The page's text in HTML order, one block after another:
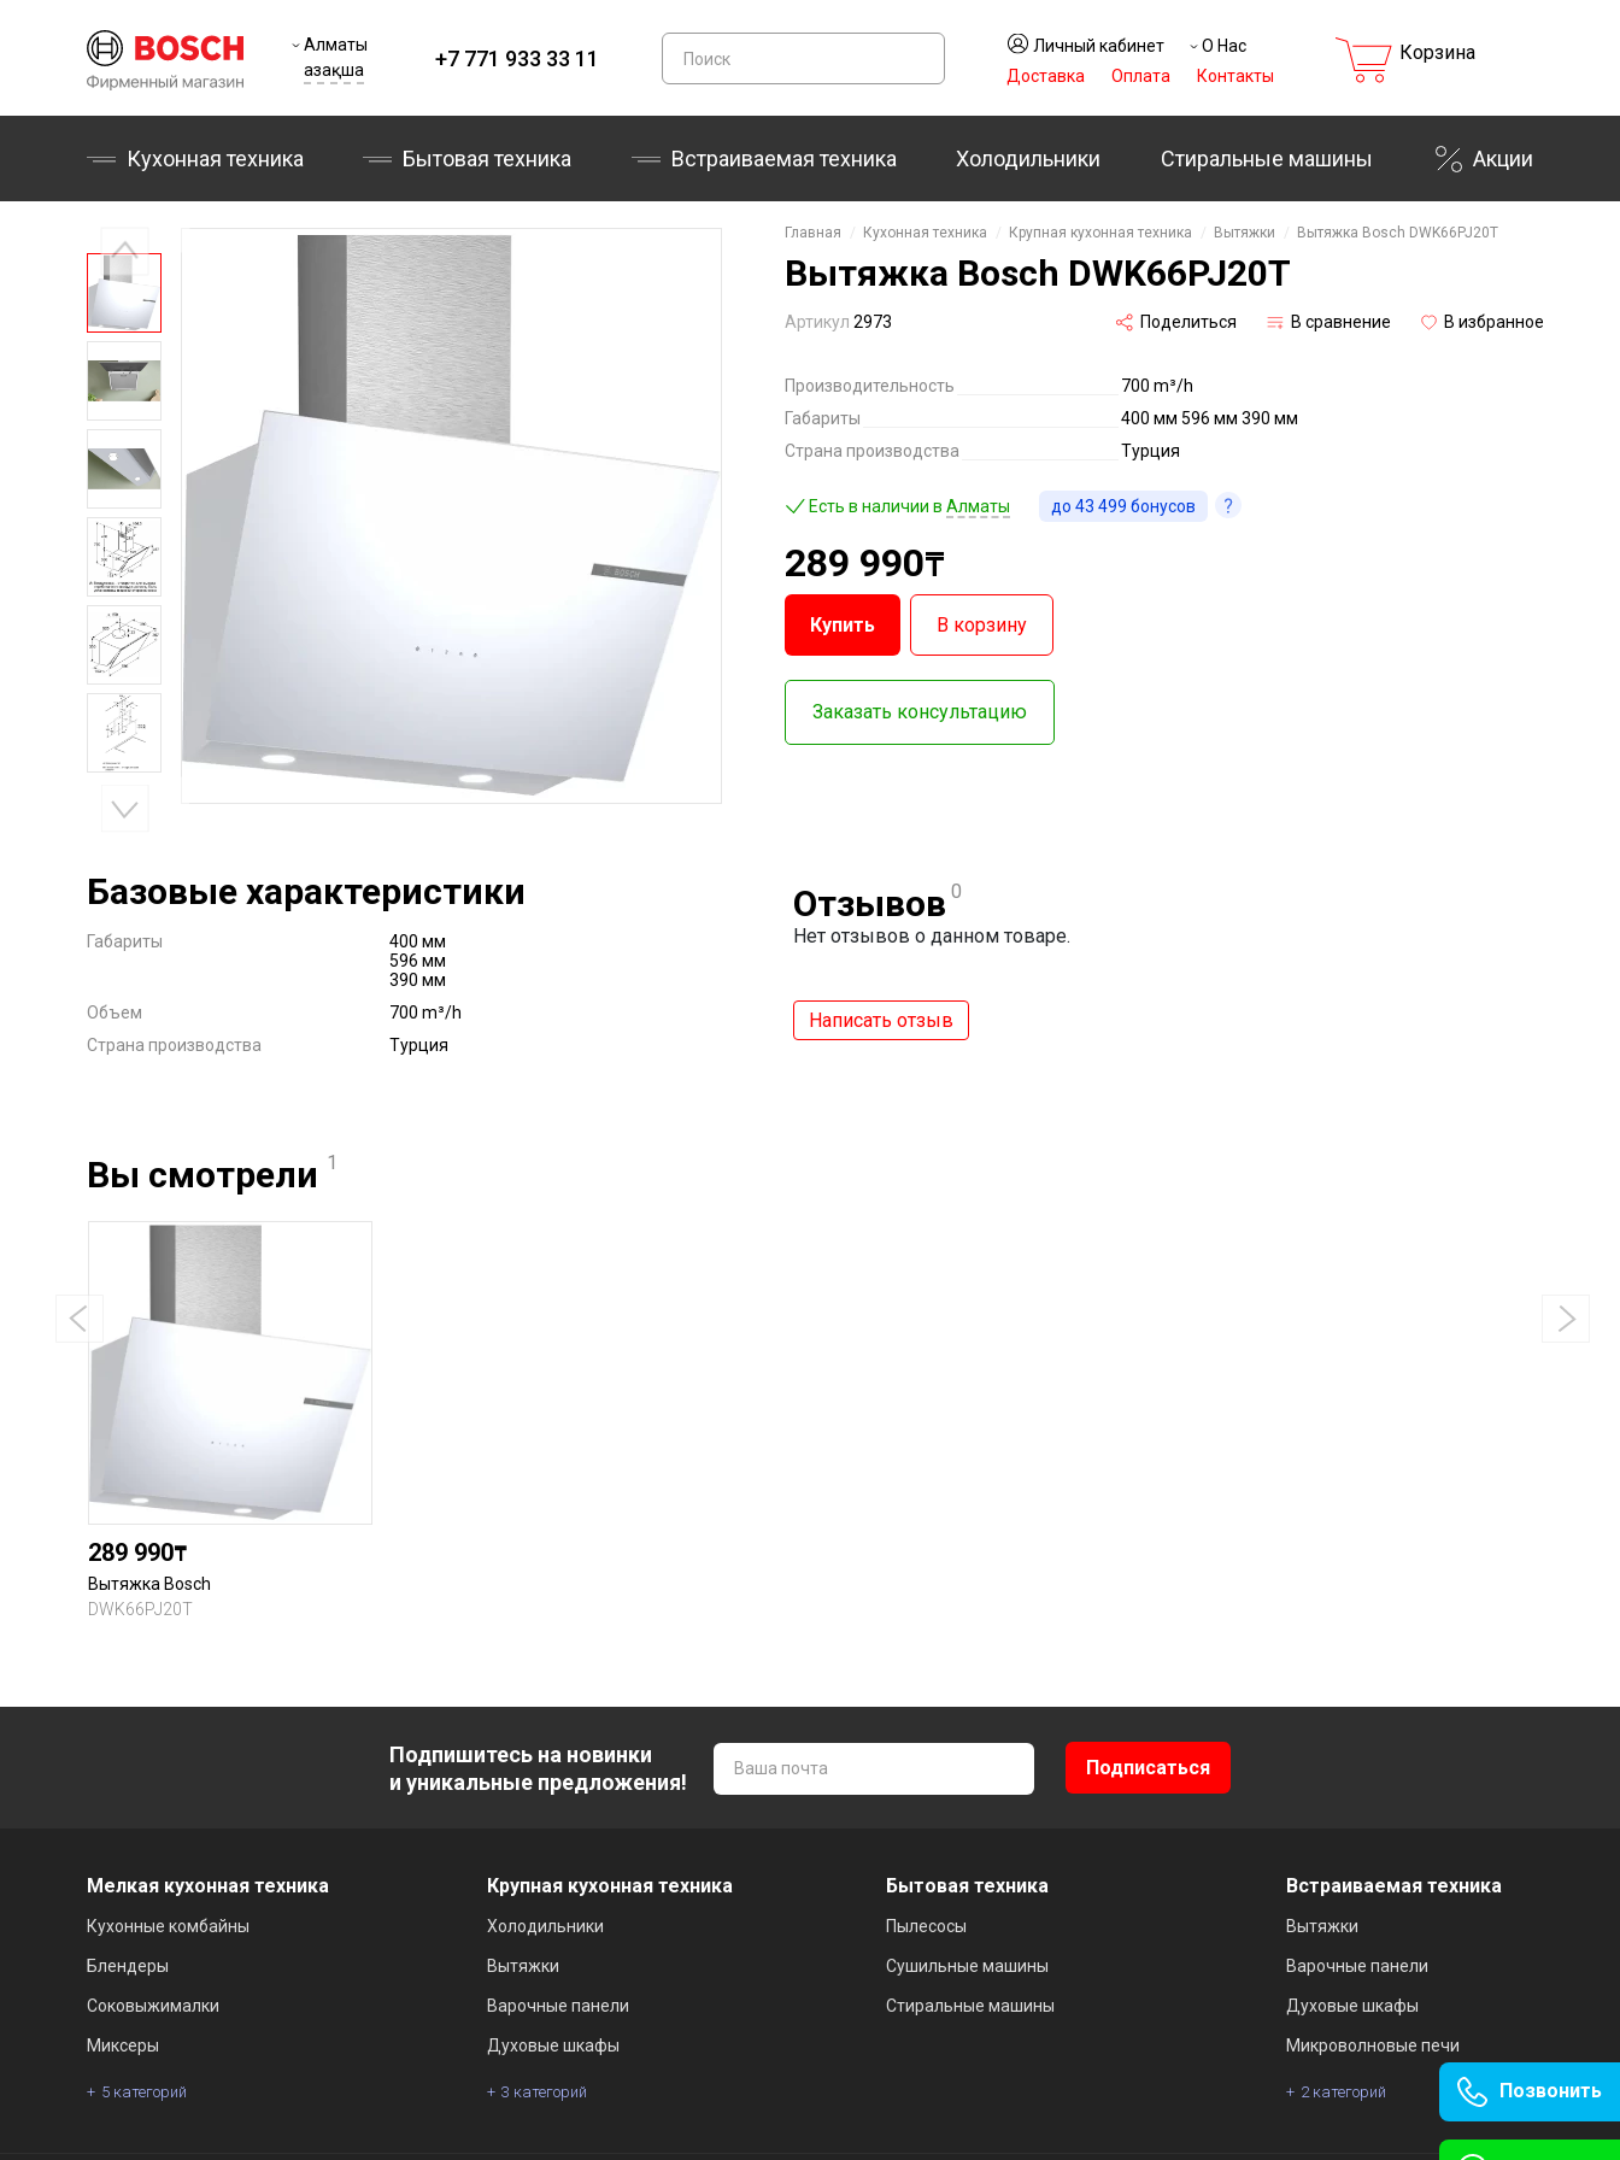
Алматы
Қазақша
+7 771 933 33 11
Личный кабинет
О Нас
Доставка
Оплата Контакты
Корзина
Кухонная техника Бытовая техника Холодильники Стиральные машины
Встраиваемая техника Акции
Главная Кухонная техника Крупная кухонная техника Вытяжки Вытяжка Bosch DWK66PJ20T
Вытяжка Bosch DWK66PJ20T
Артикул 2973 Поделиться В сравнение В избранное
Производительность
700 m³/h
Габариты
400 мм 596 мм 390 мм
Страна производства
Турция
Есть в наличии в Алматы до 43 499 бонусов
289 990₸
Купить В корзину
Заказать консультацию
Базовые характеристики
Габариты
400 мм
596 мм
390 мм
Объем
700 m³/h
Страна производства
Турция
Отзывов 0
Нет отзывов о данном товаре.
Написать отзыв
Вы смотрели 1
289 990₸
Вытяжка Bosch
DWK66PJ20T
Подпишитесь на новинки
и уникальные предложения!
Мелкая кухонная техника
Кухонные комбайны
Блендеры
Соковыжималки
Миксеры
5 категорий
Крупная кухонная техника
Холодильники
Вытяжки
Варочные панели
Духовые шкафы
3 категорий
Бытовая техника
Пылесосы
Сушильные машины
Стиральные машины
Встраиваемая техника
Вытяжки
Варочные панели
Духовые шкафы
Микроволновые печи
2 категорий Позвонить